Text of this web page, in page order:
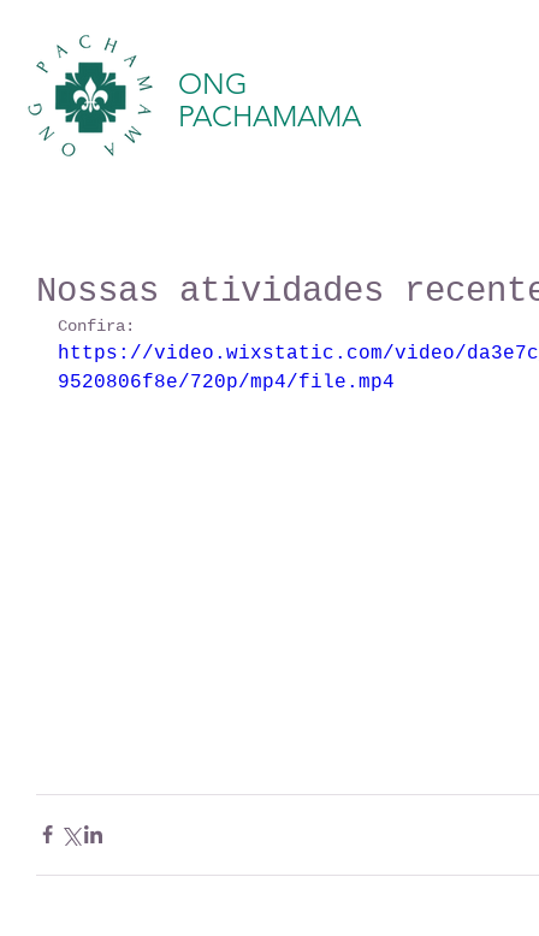
ONG
PACHAMAMA
Nossas atividades
Confira:
https://video.wixstatic.com/video/
9520806f8e/720p/mp4/file.mp4